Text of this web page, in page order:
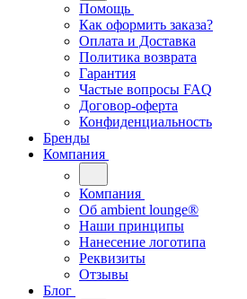
Помощь
Как оформить заказа?
Оплата и Доставка
Политика возврата
Гарантия
Частые вопросы FAQ
Договор-оферта
Конфиденциальность
Бренды
Компания
Компания
Oб ambient lounge®
Наши принципы
Нанесение логотипа
Реквизиты
Отзывы
Блог